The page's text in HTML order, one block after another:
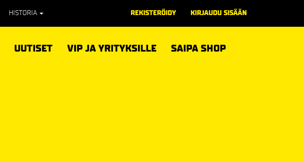
HISTORIA REKISTERÖIDY KIRJAUDU SISÄÄN
UUTISET VIP JA YRITYKSILLE SAIPA SHOP